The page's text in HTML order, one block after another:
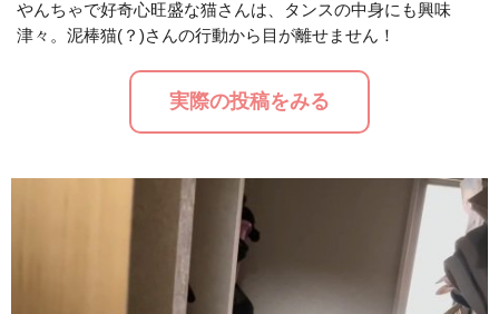
やんちゃで好奇心旺盛な猫さんは、タンスの中身にも興味
津々。泥棒猫(？)さんの行動から目が離せません！
実際の投稿をみる